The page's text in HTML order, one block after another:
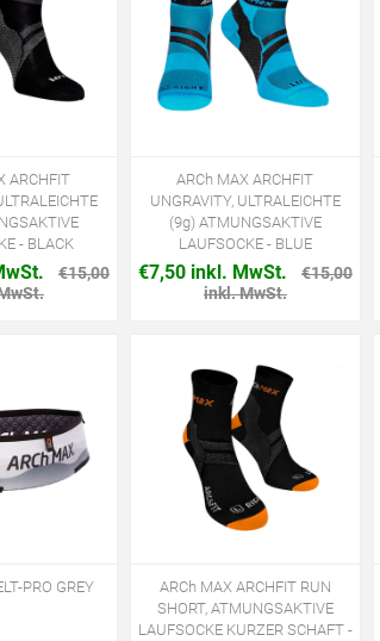
ARCHFIT
- BLACK
€15,00
ARCh MAX ARCHFIT
UNGRAVITY, ULTRALEICHTE
(9g) ATMUNGSAKTIVE
LAUFSOCKE - BLUE
€7,50 inkl. MwSt.
€15,00
inkl. MwSt.
PRO GREY
ARCh MAX ARCHFIT RUN
SHORT, ATMUNGSAKTIVE
LAUFSOCKE KURZER SCHAFT -